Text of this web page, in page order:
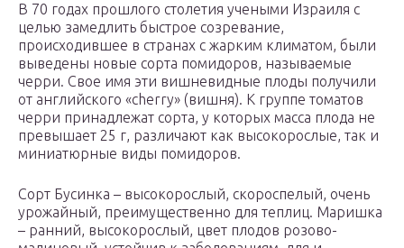
В 70 годах прошлого столетия учеными Израиля с
целью замедлить быстрое созревание,
происходившее в странах с жарким климатом, были
выведены новые сорта помидоров, называемые
черри. Свое имя эти вишневидные плоды получили
от английского «cherry» (вишня). К группе томатов
черри принадлежат сорта, у которых масса плода не
превышает 25 г, различают как высокорослые, так и
миниатюрные виды помидоров.
Сорт Бусинка – высокорослый, скороспелый, очень
урожайный, преимущественно для теплиц. Маришка
– ранний, высокорослый, цвет плодов розово-